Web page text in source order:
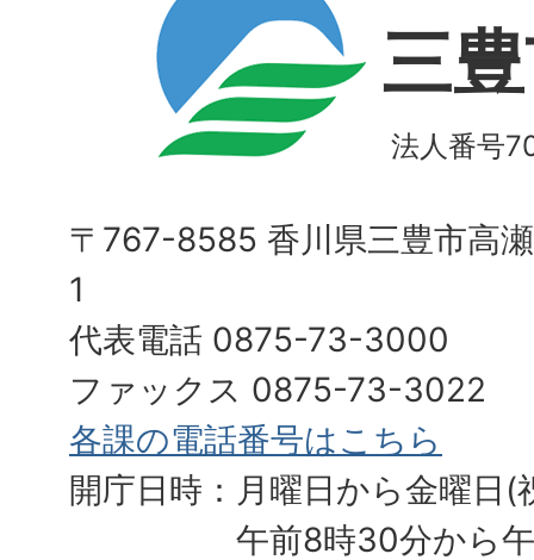
三
法人番号
〒767-8585 香川県三豊市高
1
代表電話 0875-73-3000
ファックス 0875-73-3022
各課の電話番号はこちら
開庁日時：月曜日から金曜日(
午前8時30分から